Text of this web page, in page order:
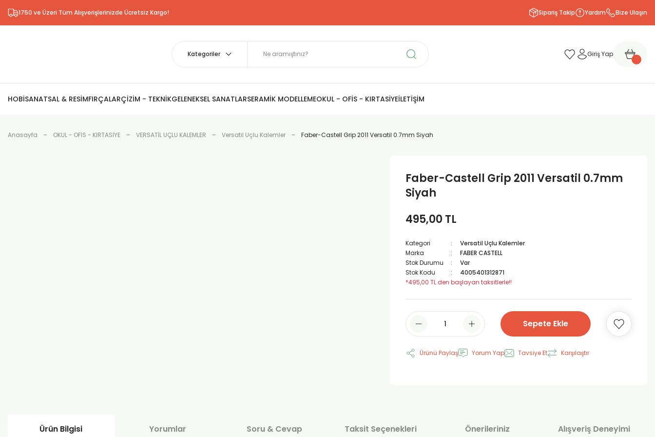
1750 ve Üzeri Tüm Alışverişlerinizde Ücretsiz Kargo! Sipariş Takip Yardım Bize Ulaşın
Giriş Yap
HOBİSANATSAL & RESİMFIRÇALARÇİZİM - TEKNİKGELENEKSEL SANATLARSERAMİK MODELLEMEOKUL - OFİS - KIRTASİYEİLETİŞİM
Anasayfa OKUL - OFİS - KIRTASİYE VERSATİL UÇLU KALEMLER Versatil Uçlu Kalemler Faber-Castell Grip 2011 Versatil 0.7mm Siyah
Faber-Castell Grip 2011 Versatil 0.7mm
Siyah
495,00 TL
Kategori
Versatil Uçlu Kalemler
Marka
FABER CASTELL
Stok Durumu
Var
Stok Kodu
4005401312871
*495,00 TL den başlayan taksitlerle!!
Sepete Ekle
Ürünü Paylaş Yorum Yap Tavsiye Et Karşılaştır
Ürün Bilgisi Yorumlar Soru & Cevap Taksit Seçenekleri Önerileriniz Alışveriş Deneyimi